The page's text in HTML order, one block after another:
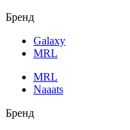
Бренд
Galaxy
MRL
MRL
Naaats
Бренд